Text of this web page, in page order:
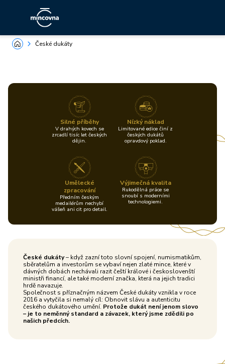
České dukáty
Silné příběhy
V drahých kovech se
zrcadlí tisíc let českých
dějin.
Nízký náklad
Limitované edice činí z
českých dukátů
opravdový poklad.
Umělecké
zpracování
Předním českým
medailérům nechybí
vášeň ani cit pro detail.
Výjimečná kvalita
Rukodělná práce se
snoubí s moderními
technologiemi.
České dukáty– když zazní toto slovní spojení, numismatikům,
sběratelům a investorům se vybaví nejen zlaté mince, které v
dávných dobách nechávali razit čeští králové i českoslovenští
ministři financí, ale také moderní značka, která na jejich tradici
hrdě navazuje.
Společnost s příznačným názvem České dukáty vznikla v roce
2016 a vytyčila si nemalý cíl: Obnovit slávu a autenticitu
českého dukátového umění. Protože dukát není jenom slovo
– je to neměnný standard a závazek, který jsme zdědili po
našich předcích.